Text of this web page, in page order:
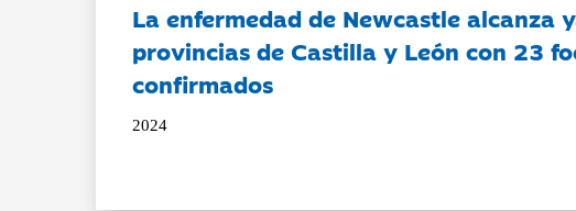
La enfermedad de Newcastle alcanza
provincias de Castilla y León con 23
confirmados
2024